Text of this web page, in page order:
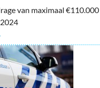
van maximaal